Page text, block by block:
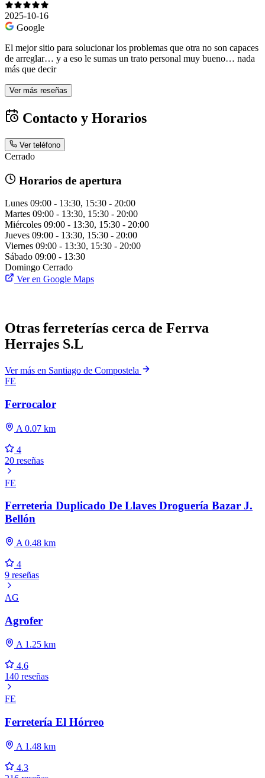
2025-10-16
Google
El mejor sitio para solucionar los problemas que otra no son capaces
de arreglar… y a eso le sumas un trato personal muy bueno… nada
más que decir
Ver más reseñas
Contacto y Horarios
Ver teléfono
Cerrado
Horarios de apertura
Lunes 09:00 - 13:30, 15:30 - 20:00
Martes 09:00 - 13:30, 15:30 - 20:00
Miércoles 09:00 - 13:30, 15:30 - 20:00
Jueves 09:00 - 13:30, 15:30 - 20:00
Viernes 09:00 - 13:30, 15:30 - 20:00
Sábado 09:00 - 13:30
Domingo Cerrado
Ver en Google Maps
Otras ferreterías cerca de Ferrva
Herrajes S.L
Ver más en Santiago de Compostela
FE
Ferrocalor
A 0.07 km
4
20 reseñas
FE
Ferreteria Duplicado De Llaves Droguería Bazar J.
Bellón
A 0.48 km
4
9 reseñas
AG
Agrofer
A 1.25 km
4.6
140 reseñas
FE
Ferretería El Hórreo
A 1.48 km
4.3